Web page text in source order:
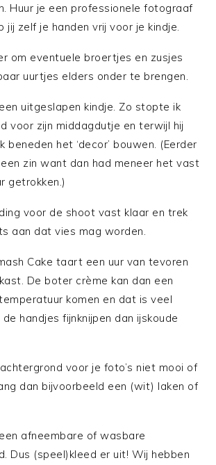
Huur je een professionele fotograaf
jij zelf je handen vrij voor je kindje.
om eventuele broertjes en zusjes
uurtjes elders onder te brengen.
uitgeslapen kindje. Zo stopte ik
voor zijn middagdutje en terwijl hij
beneden het ‘decor’ bouwen. (Eerder
zin want dan had meneer het vast
getrokken.)
voor de shoot vast klaar en trek
aan dat vies mag worden.
Cake taart een uur van tevoren
De boter crème kan dan een
komen en dat is veel
handjes fijnknijpen dan ijskoude
voor je foto’s niet mooi of
dan bijvoorbeeld een (wit) laken of
afneembare of wasbare
Dus (speel)kleed er uit! Wij hebben